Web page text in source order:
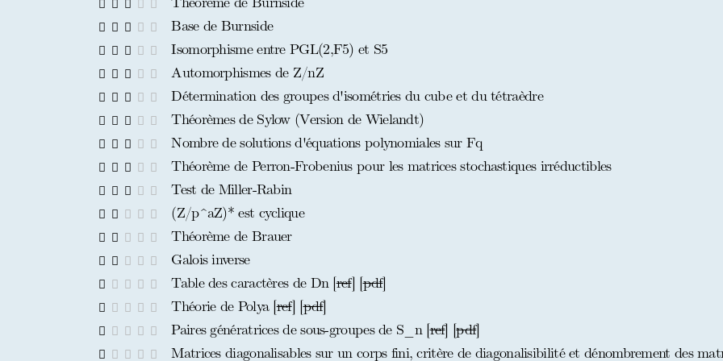
Base de Burnside
Isomorphisme entre PGL(2,F5) et S5
Automorphismes de Z/nZ
Détermination des groupes d'isométries du cube et du tétraèdre
Théorèmes de Sylow (Version de Wielandt)
Nombre de solutions d'équations polynomiales sur Fq
Théorème de Perron-Frobenius pour les matrices stochastiques irréductibles
Test de Miller-Rabin
(Z/p^aZ)* est cyclique
Théorème de Brauer
Galois inverse
Table des caractères de Dn [ref] [pdf]
Théorie de Polya [ref] [pdf]
Paires génératrices de sous-groupes de S_n [ref] [pdf]
Matrices diagonalisables sur un corps fini, critère de diagonalisibilité et dénombrement des